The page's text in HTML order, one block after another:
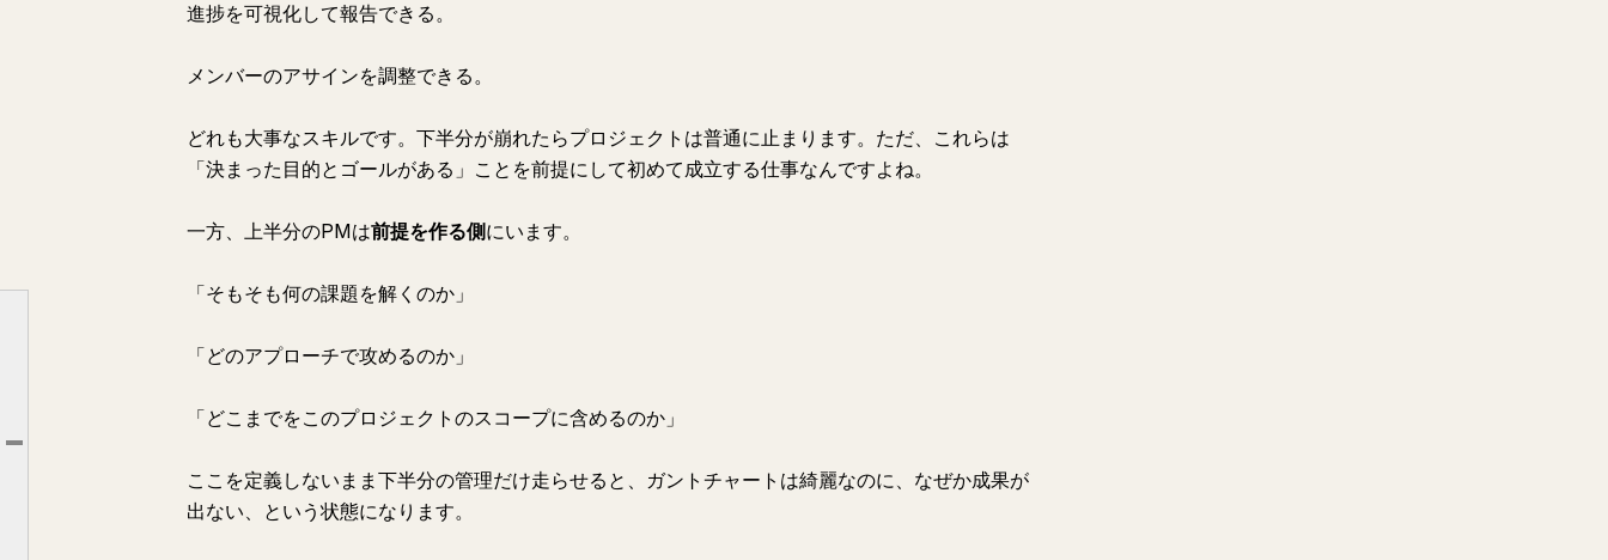
下から上には、自動で登れない
つまり、PMという肩書きは、解像度が粗すぎる
進捗を可視化して報告できる。
メンバーのアサインを調整できる。
どれも大事なスキルです。下半分が崩れたらプロジェクトは普通に止まります。ただ、これらは
「決まった目的とゴールがある」ことを前提にして初めて成立する仕事なんですよね。
一方、上半分のPMは前提を作る側にいます。
「そもそも何の課題を解くのか」
「どのアプローチで攻めるのか」
「どこまでをこのプロジェクトのスコープに含めるのか」
ここを定義しないまま下半分の管理だけ走らせると、ガントチャートは綺麗なのに、なぜか成果が
出ない、という状態になります。